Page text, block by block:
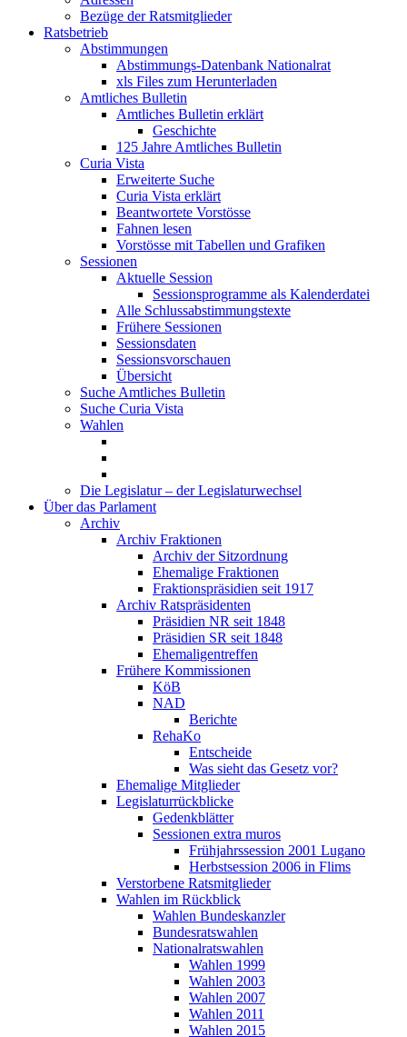
Bezüge der Ratsmitglieder
Ratsbetrieb
Abstimmungen
Abstimmungs-Datenbank Nationalrat
xls Files zum Herunterladen
Amtliches Bulletin
Amtliches Bulletin erklärt
Geschichte
125 Jahre Amtliches Bulletin
Curia Vista
Erweiterte Suche
Curia Vista erklärt
Beantwortete Vorstösse
Fahnen lesen
Vorstösse mit Tabellen und Grafiken
Sessionen
Aktuelle Session
Sessionsprogramme als Kalenderdatei
Alle Schlussabstimmungstexte
Frühere Sessionen
Sessionsdaten
Sessionsvorschauen
Übersicht
Suche Amtliches Bulletin
Suche Curia Vista
Wahlen
Die Legislatur – der Legislaturwechsel
Über das Parlament
Archiv
Archiv Fraktionen
Archiv der Sitzordnung
Ehemalige Fraktionen
Fraktionspräsidien seit 1917
Archiv Ratspräsidenten
Präsidien NR seit 1848
Präsidien SR seit 1848
Ehemaligentreffen
Frühere Kommissionen
KöB
NAD
Berichte
RehaKo
Entscheide
Was sieht das Gesetz vor?
Ehemalige Mitglieder
Legislaturrückblicke
Gedenkblätter
Sessionen extra muros
Frühjahrssession 2001 Lugano
Herbstsession 2006 in Flims
Verstorbene Ratsmitglieder
Wahlen im Rückblick
Wahlen Bundeskanzler
Bundesratswahlen
Nationalratswahlen
Wahlen 1999
Wahlen 2003
Wahlen 2007
Wahlen 2011
Wahlen 2015